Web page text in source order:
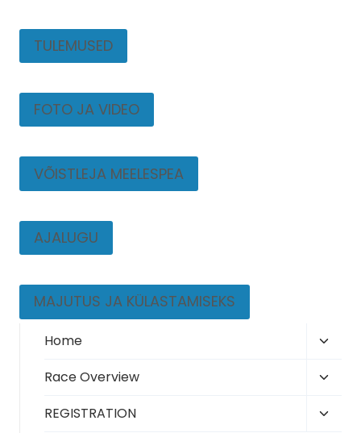
TULEMUSED
FOTO JA VIDEO
VÕISTLEJA MEELESPEA
AJALUGU
MAJUTUS JA KÜLASTAMISEKS
Home
menu
Race Overview
menu
REGISTRATION